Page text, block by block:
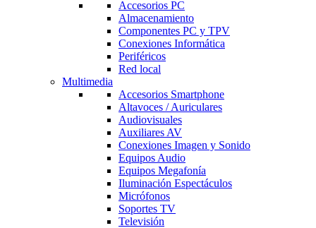
Accesorios PC
Almacenamiento
Componentes PC y TPV
Conexiones Informática
Periféricos
Red local
Multimedia
Accesorios Smartphone
Altavoces / Auriculares
Audiovisuales
Auxiliares AV
Conexiones Imagen y Sonido
Equipos Audio
Equipos Megafonía
Iluminación Espectáculos
Micrófonos
Soportes TV
Televisión